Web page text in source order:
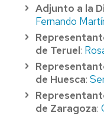
Adjunto a la
Fernando
de Teruel:
de Huesca:
de Zaragoza: